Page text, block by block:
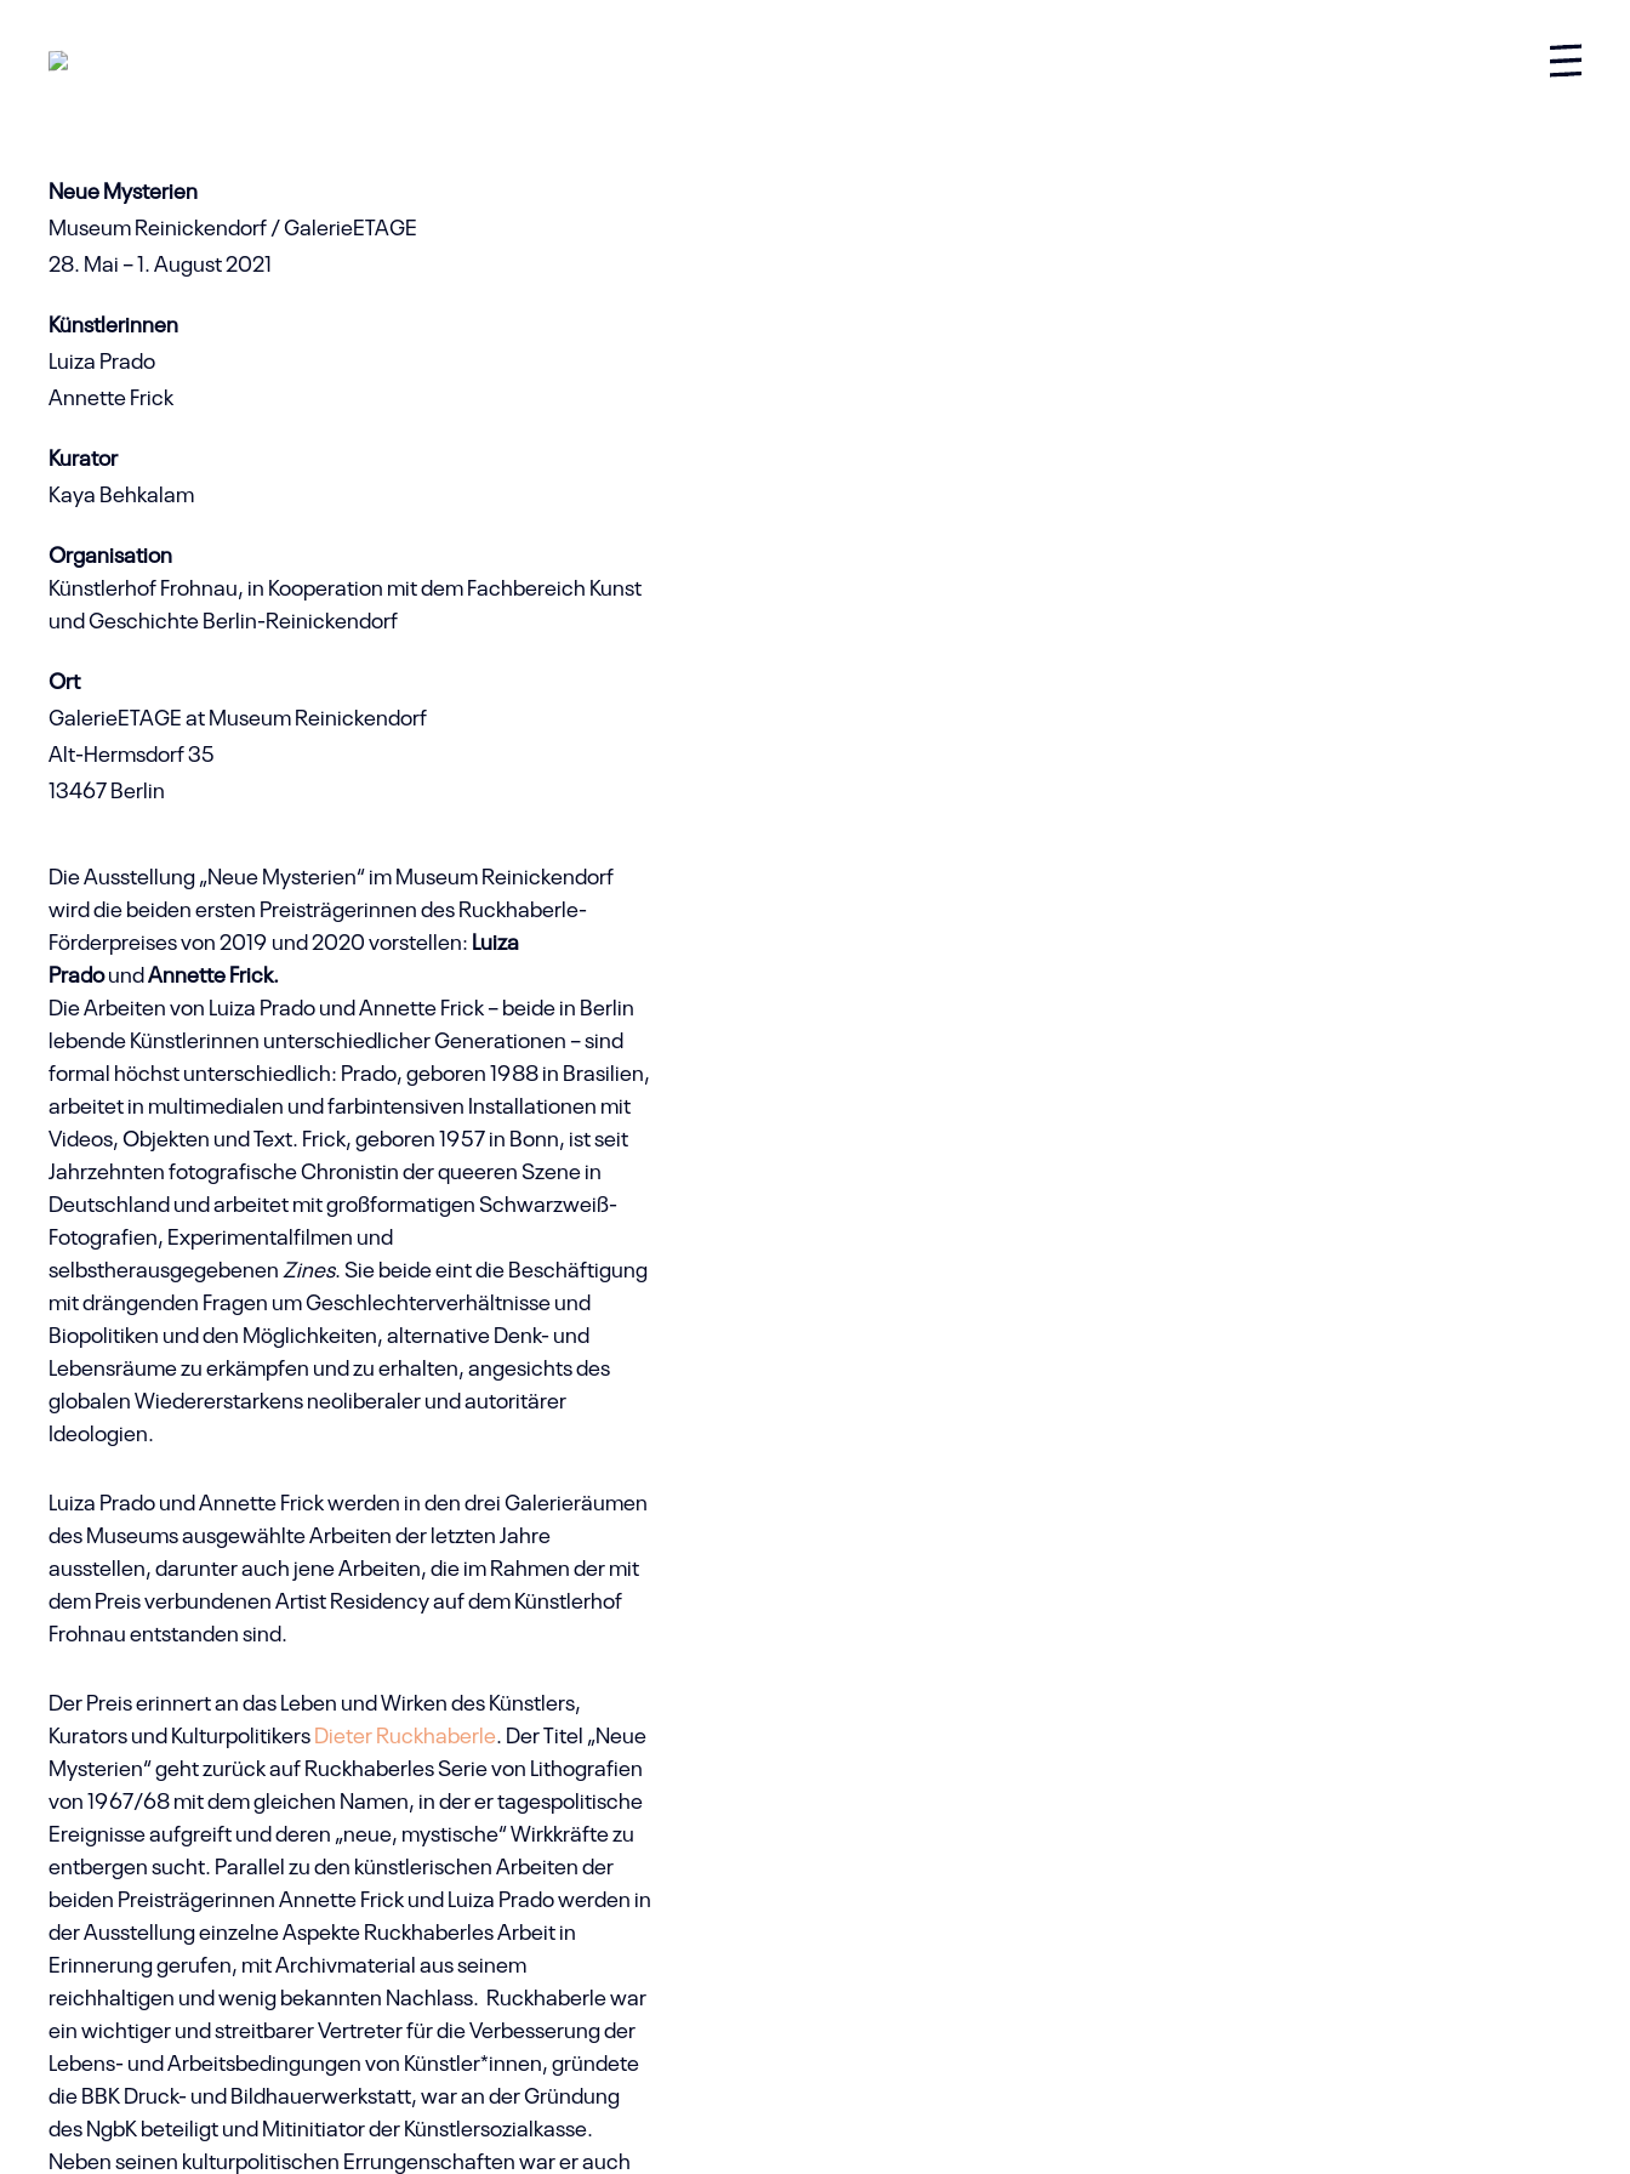
Neue Mysterien
Museum Reinickendorf / GalerieETAGE
28. Mai – 1. August 2021
Künstlerinnen
Luiza Prado
Annette Frick
Kurator
Kaya Behkalam
Organisation
Künstlerhof Frohnau, in Kooperation mit dem Fachbereich Kunst
und Geschichte Berlin-Reinickendorf
Ort
GalerieETAGE at Museum Reinickendorf
Alt-Hermsdorf 35
13467 Berlin
Die Ausstellung „Neue Mysterien“ im Museum Reinickendorf
wird die beiden ersten Preisträgerinnen des Ruckhaberle-
Förderpreises von 2019 und 2020 vorstellen: Luiza
PradoundAnnette Frick.
Die Arbeiten von Luiza Prado und Annette Frick – beide in Berlin
lebende Künstlerinnen unterschiedlicher Generationen – sind
formal höchst unterschiedlich: Prado, geboren 1988 in Brasilien,
arbeitet in multimedialen und farbintensiven Installationen mit
Videos, Objekten und Text. Frick, geboren 1957 in Bonn, ist seit
Jahrzehnten fotografische Chronistin der queeren Szene in
Deutschland und arbeitet mit großformatigen Schwarzweiß-
Fotografien, Experimentalfilmen und
selbstherausgegebenen Zines. Sie beide eint die Beschäftigung
mit drängenden Fragen um Geschlechterverhältnisse und
Biopolitiken und den Möglichkeiten, alternative Denk- und
Lebensräume zu erkämpfen und zu erhalten, angesichts des
globalen Wiedererstarkens neoliberaler und autoritärer
Ideologien.
Luiza Prado und Annette Frick werden in den drei Galerieräumen
des Museums ausgewählte Arbeiten der letzten Jahre
ausstellen, darunter auch jene Arbeiten, die im Rahmen der mit
dem Preis verbundenen Artist Residency auf dem Künstlerhof
Frohnau entstanden sind.
Der Preis erinnert an das Leben und Wirken des Künstlers,
Kurators und KulturpolitikersDieter Ruckhaberle. Der Titel „Neue
Mysterien“ geht zurück auf Ruckhaberles Serie von Lithografien
von 1967/68 mit dem gleichen Namen, in der er tagespolitische
Ereignisse aufgreift und deren „neue, mystische“ Wirkkräfte zu
entbergen sucht. Parallel zu den künstlerischen Arbeiten der
beiden Preisträgerinnen Annette Frick und Luiza Prado werden in
der Ausstellung einzelne Aspekte Ruckhaberles Arbeit in
Erinnerung gerufen, mit Archivmaterial aus seinem
reichhaltigen und wenig bekannten Nachlass. Ruckhaberle war
ein wichtiger und streitbarer Vertreter für die Verbesserung der
Lebens- und Arbeitsbedingungen von Künstler*innen, gründete
die BBK Druck- und Bildhauerwerkstatt, war an der Gründung
des NgbK beteiligt und Mitinitiator der Künstlersozialkasse.
Neben seinen kulturpolitischen Errungenschaften war er auch